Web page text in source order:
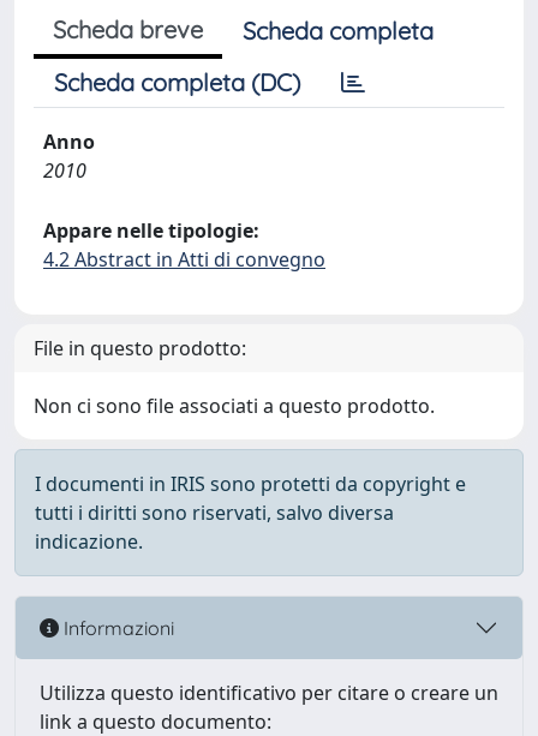
Scheda breve
Scheda completa
Scheda completa (DC)
Anno
2010
Appare nelle tipologie:
4.2 Abstract in Atti di convegno
File in questo prodotto:
Non ci sono file associati a questo prodotto.
I documenti in IRIS sono protetti da copyright e
tutti i diritti sono riservati, salvo diversa
indicazione.
Informazioni
Utilizza questo identificativo per citare o creare un
link a questo documento: